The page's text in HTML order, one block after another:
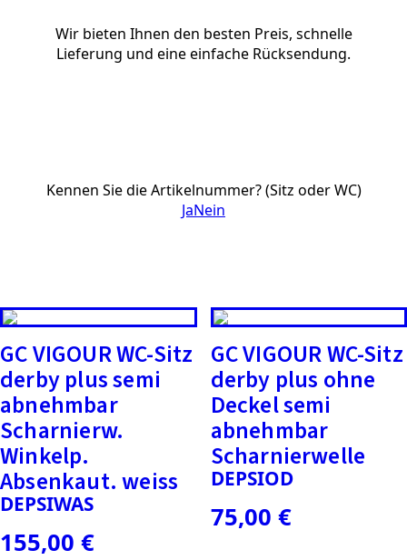
Wir bieten Ihnen den besten Preis, schnelle
Lieferung und eine einfache Rücksendung.
Kennen Sie die Artikelnummer? (Sitz oder WC)
JaNein
GC VIGOUR WC-Sitz
derby plus semi
abnehmbar
Scharnierw.
Winkelp.
Absenkaut. weiss
DEPSIWAS
155,00 €
GC VIGOUR WC-Sitz
derby plus ohne
Deckel semi
abnehmbar
Scharnierwelle
DEPSIOD
75,00 €